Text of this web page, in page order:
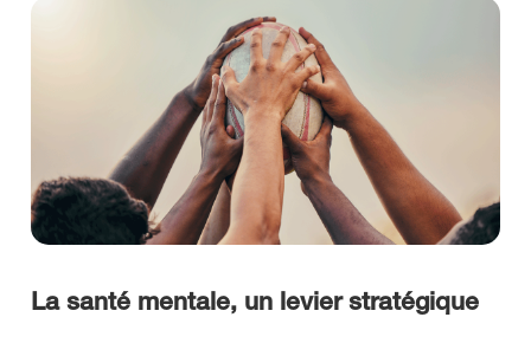
La santé mentale, un levier stratégique